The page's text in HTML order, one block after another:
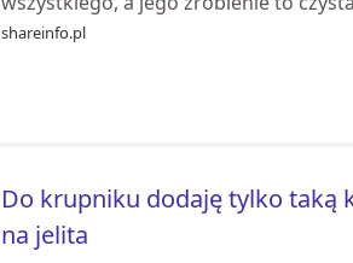
shareinfo.pl
Do krupniku dodaję tylko taką
na jelita